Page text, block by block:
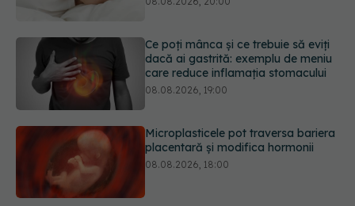
care reduce inflamația stomacului
Microplasticele pot traversa bariera
placentară și modifica hormonii
Trucul genial cu ceai negru pentru
păr. Tot mai multe femei îl adoră